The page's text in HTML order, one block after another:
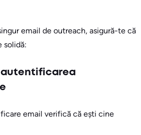
email de outreach, asigură-te că
solidă:
autentificarea
email verifică că ești cine